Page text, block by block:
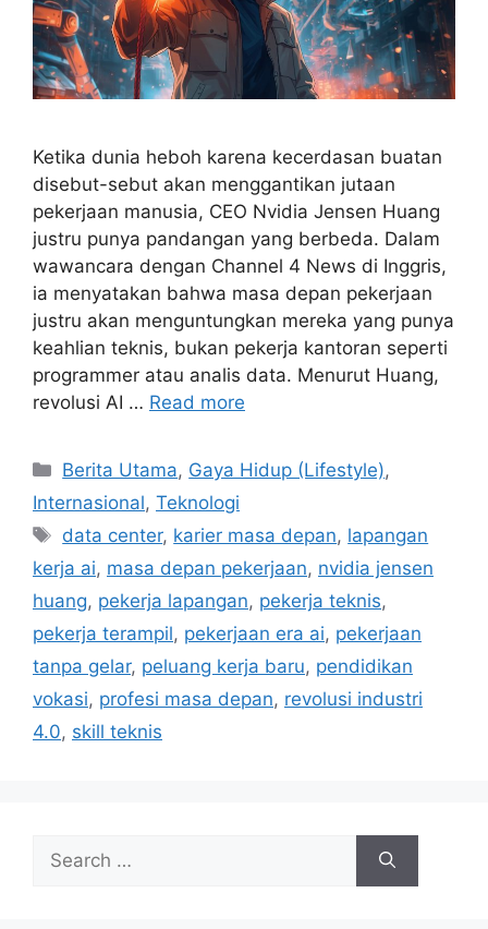
Ketika dunia heboh karena kecerdasan buatan
disebut-sebut akan menggantikan jutaan
pekerjaan manusia, CEO Nvidia Jensen Huang
justru punya pandangan yang berbeda. Dalam
wawancara dengan Channel 4 News di Inggris,
ia menyatakan bahwa masa depan pekerjaan
justru akan menguntungkan mereka yang punya
keahlian teknis, bukan pekerja kantoran seperti
programmer atau analis data. Menurut Huang,
revolusi AI … Read more
C
a
e
g
o
r
i
e
s
Berita Utama, Gaya Hidup (Lifestyle),
Internasional, Teknologi
T
a
g
s
data center, karier masa depan, lapangan
kerja ai, masa depan pekerjaan, nvidia jensen
huang, pekerja lapangan, pekerja teknis,
pekerja terampil, pekerjaan era ai, pekerjaan
tanpa gelar, peluang kerja baru, pendidikan
vokasi, profesi masa depan, revolusi industri
4.0, skill teknis